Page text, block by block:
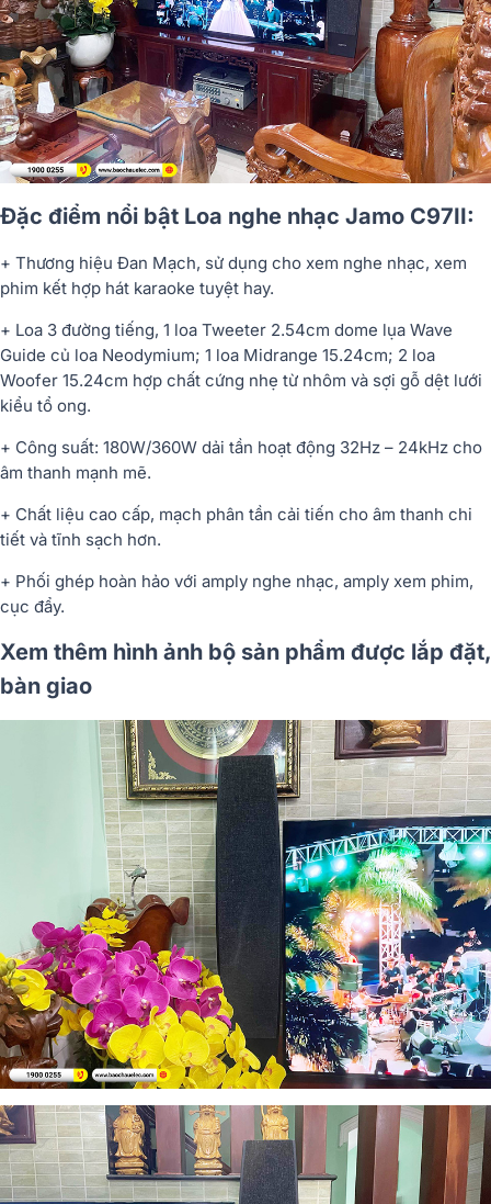
Đặc điểm nổi bật Loa nghe nhạc Jamo C97II:
+ Thương hiệu Đan Mạch, sử dụng cho xem nghe nhạc, xem
phim kết hợp hát karaoke tuyệt hay.
+ Loa 3 đường tiếng, 1 loa Tweeter 2.54cm dome lụa Wave
Guide củ loa Neodymium; 1 loa Midrange 15.24cm; 2 loa
Woofer 15.24cm hợp chất cứng nhẹ từ nhôm và sợi gỗ dệt lưới
kiểu tổ ong.
+ Công suất: 180W/360W dải tần hoạt động 32Hz – 24kHz cho
âm thanh mạnh mẽ.
+ Chất liệu cao cấp, mạch phân tần cải tiến cho âm thanh chi
tiết và tĩnh sạch hơn.
+ Phối ghép hoàn hảo với amply nghe nhạc, amply xem phim,
cục đẩy.
Xem thêm hình ảnh bộ sản phẩm được lắp đặt,
bàn giao